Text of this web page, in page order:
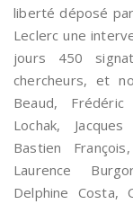
liberté déposé
Leclerc une
jours 450
chercheurs, et
Beaud,
Lochak,
Bastien
Laurence
Delphine Costa,